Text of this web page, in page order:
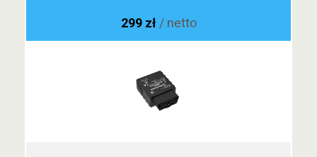
299 zł / netto